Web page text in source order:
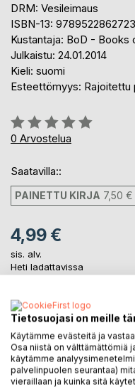
DRM: Vesileimaus
ISBN-13: 9789522862723
Kustantaja: BoD - Books
Julkaistu: 24.01.2014
Kieli: suomi
Esteettömyys: Rajoitettu
Arvostelu::
0%
0 Arvostelua
Saatavilla::
PAINETTU KIRJA 7,50 €
4,99 €
sis. alv.
Heti ladattavissa
LISÄÄ
Lisää muistilistalle
Arvostele tuote
Tietosuojasi on meille
Käytämme evästeitä ja
Osa niistä on välttämättömiä
käytämme
palvelinpuolen seurantaa)
vieraillaan ja kuinka sitä